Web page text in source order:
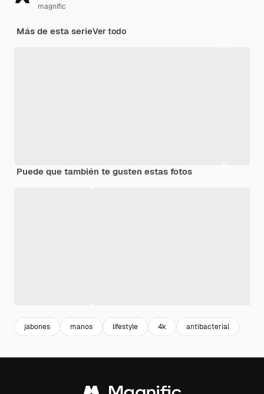
magnific
Más de esta serieVer todo
Puede que también te gusten estas fotos
jabones manos lifestyle 4k antibacterial